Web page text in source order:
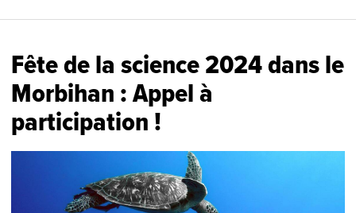
Fête de la science 2024 dans le
Morbihan : Appel à
participation !